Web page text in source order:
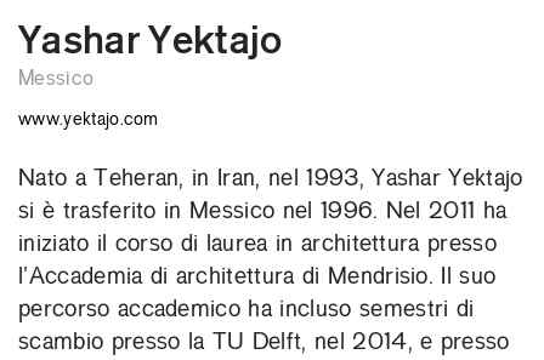
Yashar Yektajo
Messico
www.yektajo.com
Nato a Teheran, in Iran, nel 1993, Yashar Yektajo
si è trasferito in Messico nel 1996. Nel 2011 ha
iniziato il corso di laurea in architettura presso
l’Accademia di architettura di Mendrisio. Il suo
percorso accademico ha incluso semestri di
scambio presso la TU Delft, nel 2014, e presso